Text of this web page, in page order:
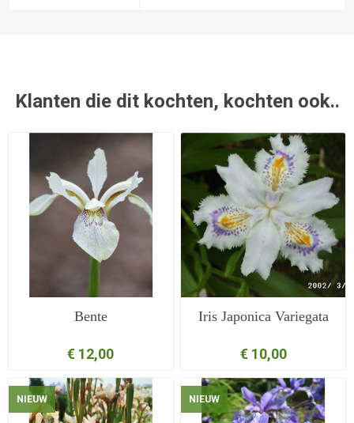
Klanten die dit kochten, kochten ook..
Bente
€ 12,00
Iris Japonica Variegata
€ 10,00
NIEUW NIEUW